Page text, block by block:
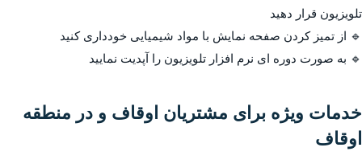
تلویزیون قرار دهید
🔹 از تمیز کردن صفحه نمایش با مواد شیمیایی خودداری کنید
🔹 به صورت دوره ای نرم افزار تلویزیون را آپدیت نمایید
خدمات ویژه برای مشتریان اوقاف و در منطقه
اوقاف